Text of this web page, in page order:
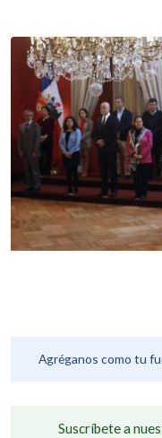
Agréganos como tu
Suscríbete a